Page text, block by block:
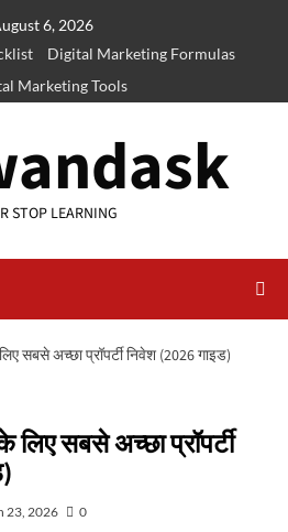
6, 2026
Digital Marketing Formulas
Marketing Tools
STOP LEARNING
सबसे अच्छा प्रॉपर्टी निवेश (2026 गाइड)
लिए सबसे अच्छा प्रॉपर्टी
23, 2026 0